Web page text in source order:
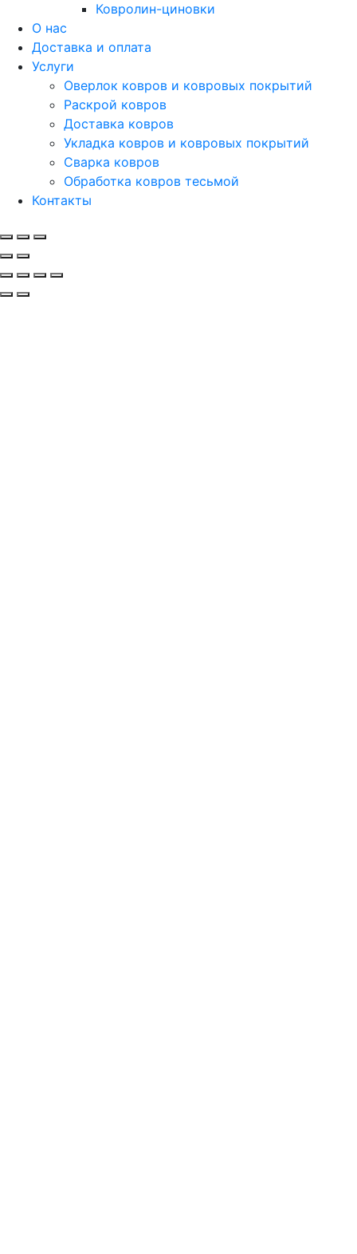
Ковролин-циновки
О нас
Доставка и оплата
Услуги
Оверлок ковров и ковровых покрытий
Раскрой ковров
Доставка ковров
Укладка ковров и ковровых покрытий
Сварка ковров
Обработка ковров тесьмой
Контакты